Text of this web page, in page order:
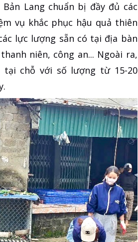
Lang chuẩn bị đầy đủ các
vụ khắc phục hậu quả thiên
lực lượng sẵn có tại địa bàn
niên, công an... Ngoài ra,
chỗ với số lượng từ 15-20